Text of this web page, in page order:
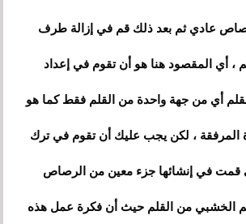
عادي ثم بعد ذلك قم في إزالة طرف
، أي المقصود هنا هو أن تقوم في إعداد
أي من جهة واحدة من القلم فقط كما هو
المرفقة ، لكن يجب عليك أن تقوم في ترك
قمت في إنشائها جزء معين من الرصاص
الخشبي من القلم حيث أن فكرة عمل هذه